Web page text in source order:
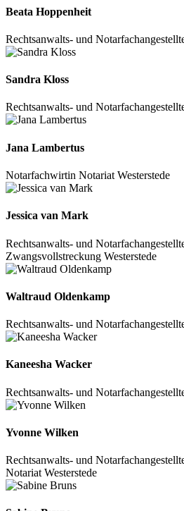
Beata Hoppenheit
Rechtsanwalts- und
Sandra Kloss
Rechtsanwalts- und
Jana Lambertus
Notarfachwirtin Notariat Westerstede
Jessica van Mark
Rechtsanwalts- und
Zwangsvollstreckung Westerstede
Waltraud Oldenkamp
Rechtsanwalts- und
Kaneesha Wacker
Rechtsanwalts- und
Yvonne Wilken
Rechtsanwalts- und
Notariat Westerstede